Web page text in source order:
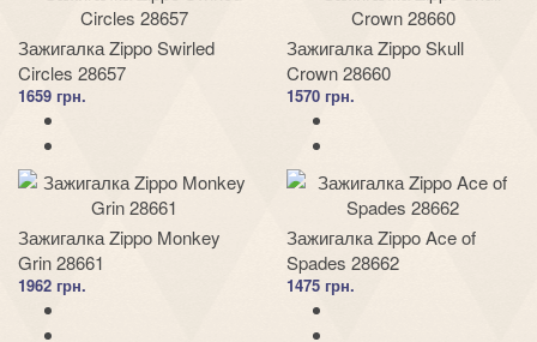
Зажигалка Zippo Swirled
Circles 28657
1659 грн.
Зажигалка Zippo Skull
Crown 28660
1570 грн.
Зажигалка Zippo Monkey
Grin 28661
1962 грн.
Зажигалка Zippo Ace of
Spades 28662
1475 грн.